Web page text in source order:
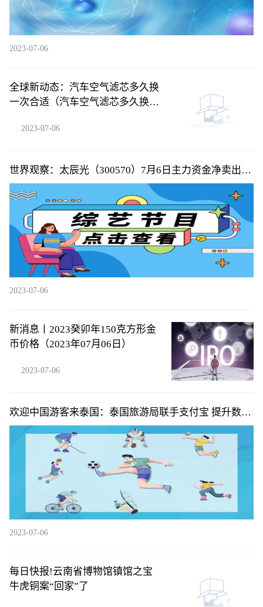
2023-07-06
全球新动态：汽车空气滤芯多久换
一次合适（汽车空气滤芯多久换一
2023-07-06
世界观察：太辰光（300570）7月6日主力资金净卖出
4738.00万元
2023-07-06
新消息丨2023癸卯年150克方形金
币价格（2023年07月06日）
2023-07-06
欢迎中国游客来泰国：泰国旅游局联手支付宝 提升数字
旅游服务体验|微动态
2023-07-06
每日快报!云南省博物馆镇馆之宝
牛虎铜案“回家”了